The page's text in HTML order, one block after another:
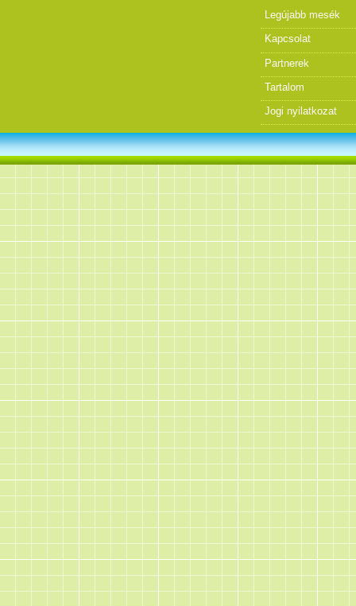
Legújabb mesék
Kapcsolat
Partnerek
Tartalom
Jogi nyilatkozat